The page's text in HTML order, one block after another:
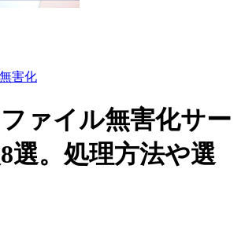
害化
ァイル無害化サー
選。処理方法や選